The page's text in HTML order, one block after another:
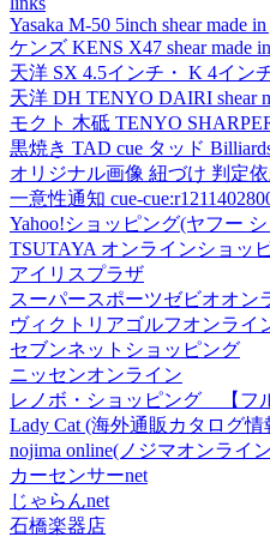
Yasaka M-50 5inch shear made in
ケンズ KENS X47 shear made
天洋 SX 4.5インチ・ K 4イン
天洋 DH TENYO DAIRI shear
モクト 木砥 TENYO
黒焼き TAD cue タッド
オリジナル画像 紐づけ 判定依
一意性通知 cue-
Yahoo!ショッピング(ヤフー
TSUTAYA オンラインショッ
アイリスプラザ
スーパースポーツゼビオオン
ヴィクトリアゴルフオンライ
セブンネットショッピング
ニッセンオンライン
レノボ・ショッピング 【フ
Lady Cat (海外通販カタログ情
nojima online(ノジマオンライ
カーセンサーnet
じゃらんnet
石橋楽器店